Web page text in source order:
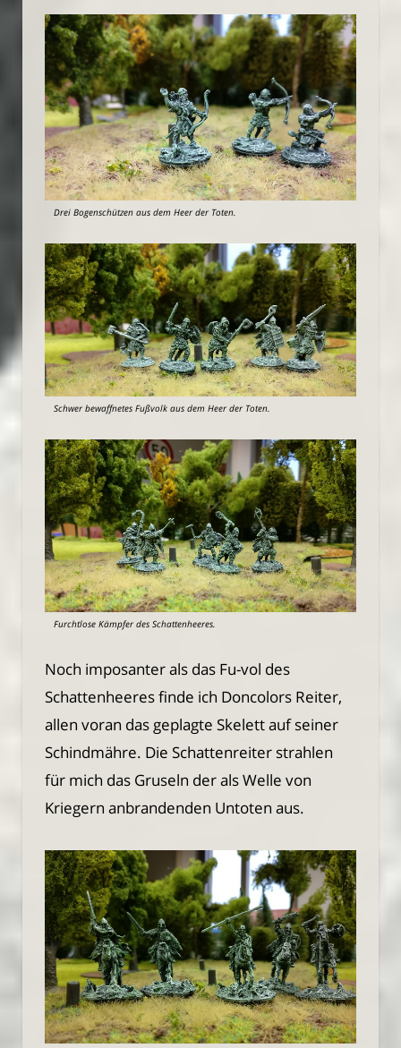
Drei Bogenschützen aus dem Heer der Toten.
Schwer bewaffnetes Fußvolk aus dem Heer der Toten.
Furchtlose Kämpfer des Schattenheeres.
Noch imposanter als das Fu-vol des
Schattenheeres finde ich Doncolors Reiter,
allen voran das geplagte Skelett auf seiner
Schindmähre. Die Schattenreiter strahlen
für mich das Gruseln der als Welle von
Kriegern anbrandenden Untoten aus.